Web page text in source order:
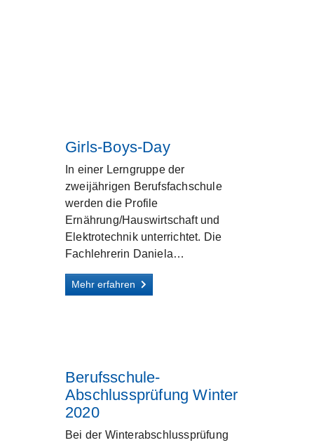
Girls-Boys-Day
In einer Lerngruppe der
zweijährigen Berufsfachschule
werden die Profile
Ernährung/Hauswirtschaft und
Elektrotechnik unterrichtet. Die
Fachlehrerin Daniela…
Mehr erfahren
Berufsschule-
Abschlussprüfung Winter
2020
Bei der Winterabschlussprüfung